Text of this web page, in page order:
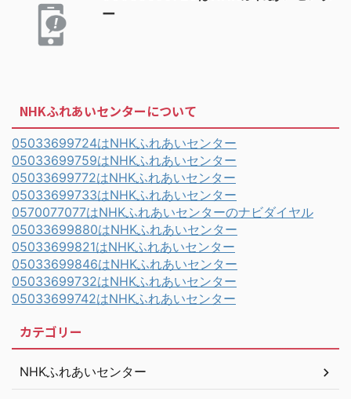
ー
NHKふれあいセンターについて
05033699724はNHKふれあいセンター
05033699759はNHKふれあいセンター
05033699772はNHKふれあいセンター
05033699733はNHKふれあいセンター
0570077077はNHKふれあいセンターのナビダイヤル
05033699880はNHKふれあいセンター
05033699821はNHKふれあいセンター
05033699846はNHKふれあいセンター
05033699732はNHKふれあいセンター
05033699742はNHKふれあいセンター
カテゴリー
NHKふれあいセンター